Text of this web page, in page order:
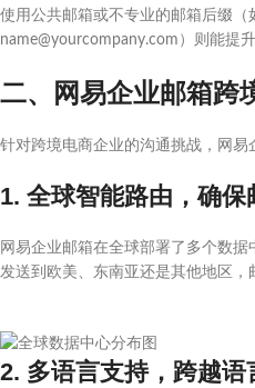
使用公共邮箱或不专业的邮箱后缀（
name@yourcompany.com）则能提
二、网易企业邮箱跨
针对跨境电商企业的沟通挑战，网易
1. 全球智能路由，确保
网易企业邮箱在全球部署了多个数
发送到欧美、东南亚还是其他地区，
2. 多语言支持，跨越语